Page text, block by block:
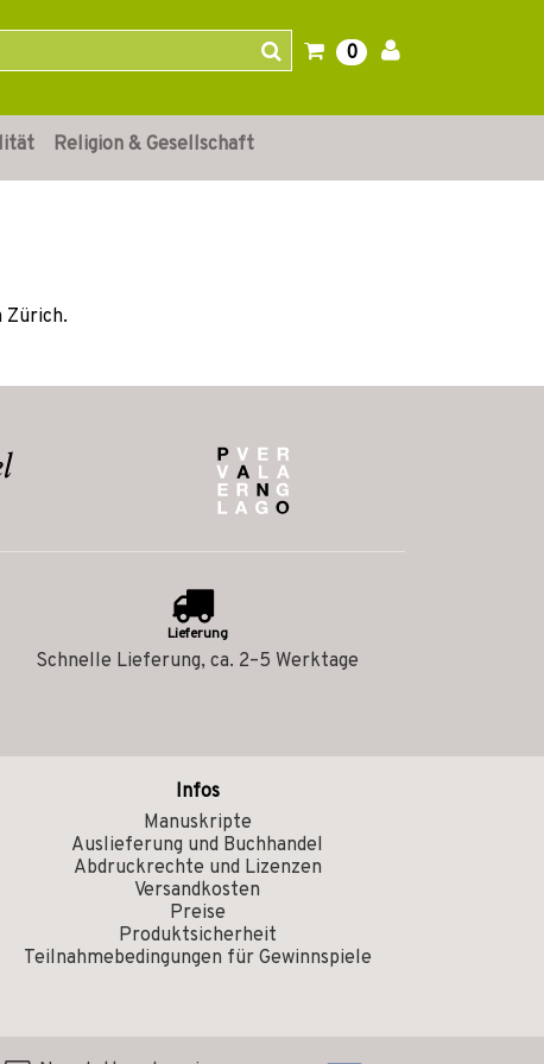
0
Religion & Gesellschaft
Zürich.
Lieferung
Schnelle Lieferung, ca. 2–5 Werktage
Infos
Manuskripte
Auslieferung und Buchhandel
Abdruckrechte und Lizenzen
Versandkosten
Preise
Produktsicherheit
Teilnahmebedingungen für Gewinnspiele